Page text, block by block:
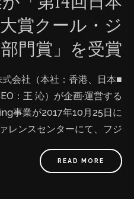
賞クール・ジ
門賞」を受賞。
式会社（本社：香港、日本
：王 沁）が企画·運営する
事業が2017年10月25日に
レンスセンターにて、フジ
部門賞」を受賞しました。
READ MORE